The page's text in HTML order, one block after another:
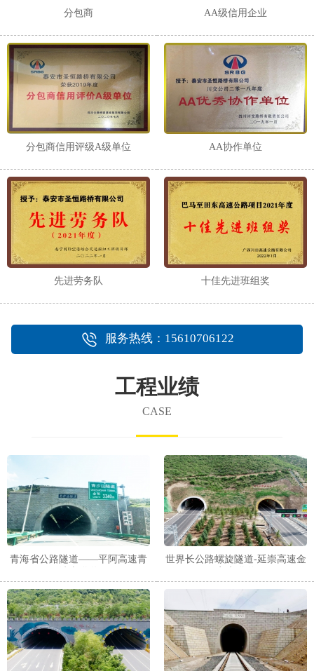
分包商 AA级信用企业
分包商信用评级A级单位 AA协作单位
先进劳务队 十佳先进班组奖
服务热线：15610706122
工程业绩
CASE
青海省公路隧道——平阿高速青
世界长公路螺旋隧道-延崇高速金